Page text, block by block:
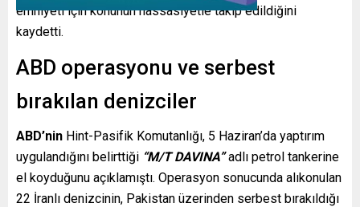
emniyeti için konunun hassasiyetle takip edildiğini
kaydetti.
ABD operasyonu ve serbest
bırakılan denizciler
ABD’nin Hint-Pasifik Komutanlığı, 5 Haziran’da yaptırım
uygulandığını belirttiği “M/T DAVINA”adlı petrol tankerine
el koyduğunu açıklamıştı. Operasyon sonucunda alıkonulan
22 İranlı denizcinin, Pakistan üzerinden serbest bırakıldığı